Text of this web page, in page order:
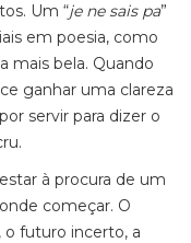
Um “je ne sais pa”
em poesia, como
mais bela. Quando
ganhar uma clareza
servir para dizer o
à procura de um
começar. O
o futuro incerto, a